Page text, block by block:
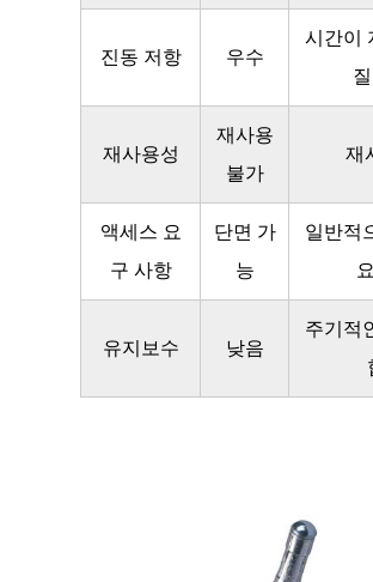
볼
트
여
전
더
나
은
상
황
리
진동 저항 우수
시간이
재사용성
재사용
불가
재
액세스 요
구 사항
단면 가
능
일반적
유지보수 낮음
주기적